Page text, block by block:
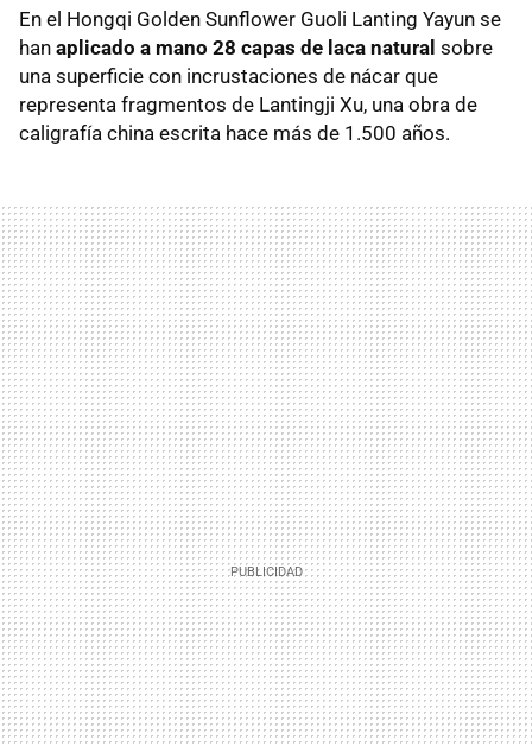
En el Hongqi Golden Sunflower Guoli Lanting Yayun se
han aplicado a mano 28 capas de laca natural sobre
una superficie con incrustaciones de nácar que
representa fragmentos de Lantingji Xu, una obra de
caligrafía china escrita hace más de 1.500 años.